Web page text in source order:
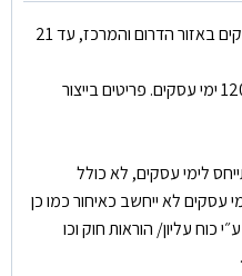
פריטים הקיימים במלאי עד 7 ימי עסקים באזור הדרום והמרכז, עד 21
פריטים ביבוא אישי מחו”ל: בין 60 ל 120 ימי עסקים. פריטים בייצור
לימי עסקים, לא כולל
שבת וחגים, איחור של עד 30 ימי עסקים לא ייחשב כאיחור כמו כן
כוח עליון/ הוראות חוק וכו